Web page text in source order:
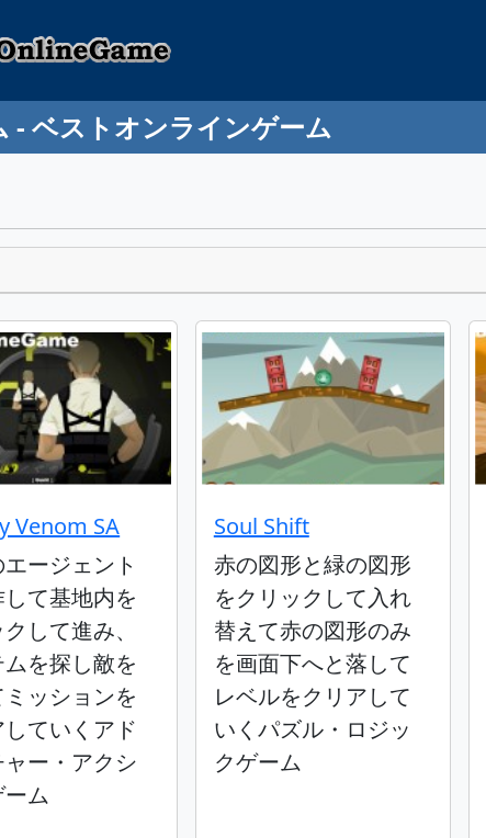
- ベストオンラインゲーム
Venom SA
ージェント
て基地内を
して進み、
を探し敵を
ッションを
ていくアド
ー・アクシ
ーム
Soul Shift
赤の図形と緑の図形
をクリックして入れ
替えて赤の図形のみ
を画面下へと落して
レベルをクリアして
いくパズル・ロジッ
クゲーム